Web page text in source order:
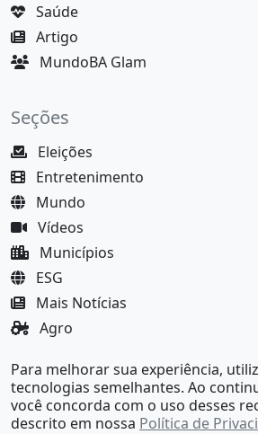
Saúde
Artigo
MundoBA Glam
Seções
Eleições
Entretenimento
Mundo
Vídeos
Municípios
ESG
Mais Notícias
Agro
MundoBA Black
Para melhorar sua experiência,
tecnologias semelhantes. Ao
você concorda com o uso desses
descrito em nossa Política de